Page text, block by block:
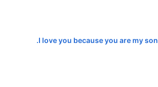
I love you because you are my son.